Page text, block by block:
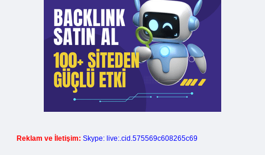
Reklam ve İletişim: Skype: live:.cid.575569c608265c69